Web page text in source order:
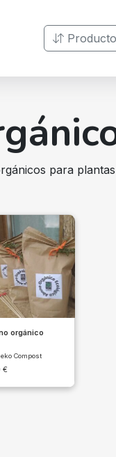
para plantas
orgánico
Compost
€